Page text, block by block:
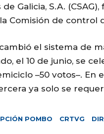
Galicia, S.A.
Comisión de control
el sistema de
el 10 de junio, se
–50 votos–. En
ya solo se
POMBO CRTVG